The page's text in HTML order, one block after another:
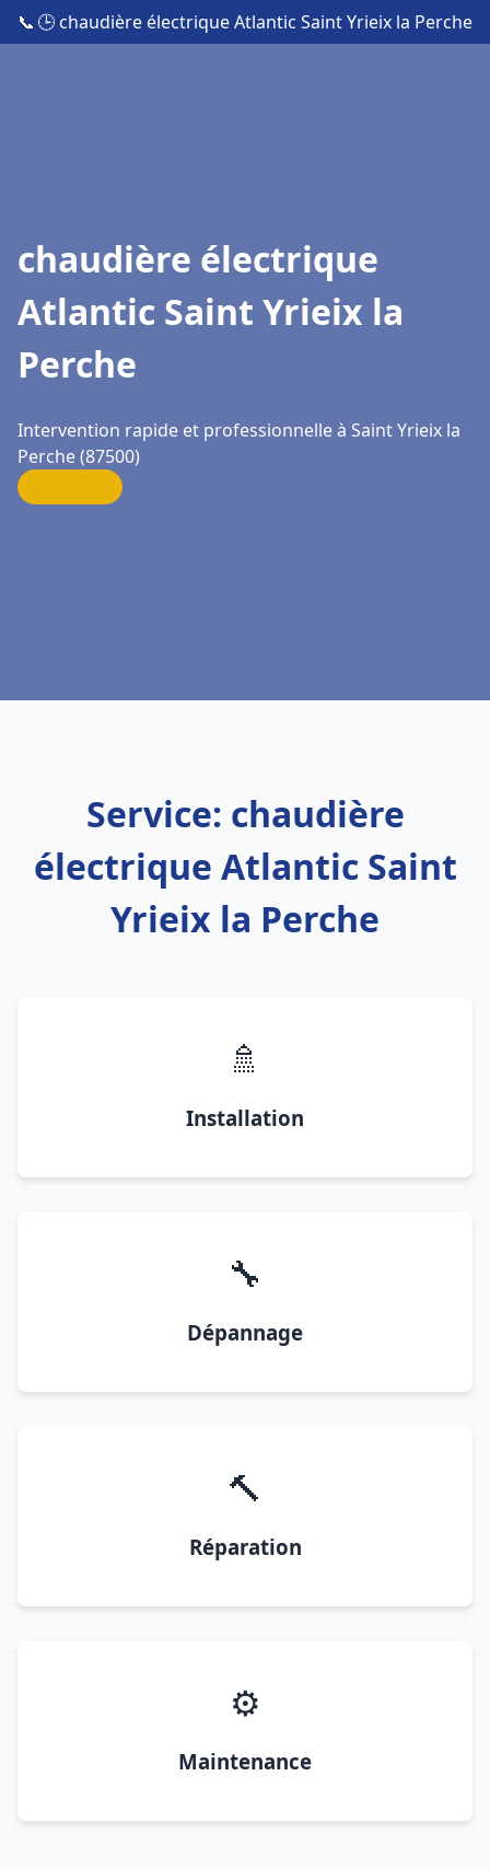
📞 🕒 chaudière électrique Atlantic Saint Yrieix la Perche
chaudière électrique
Atlantic Saint Yrieix la
Perche
Intervention rapide et professionnelle à Saint Yrieix la
Perche (87500)
Service: chaudière
électrique Atlantic Saint
Yrieix la Perche
🚿
Installation
🔧
Dépannage
🔨
Réparation
⚙️
Maintenance